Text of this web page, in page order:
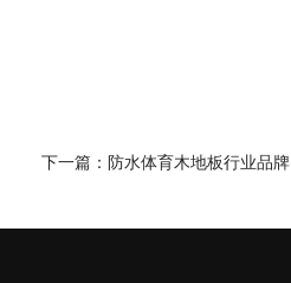
下一篇： 防水体育木地板行业品牌